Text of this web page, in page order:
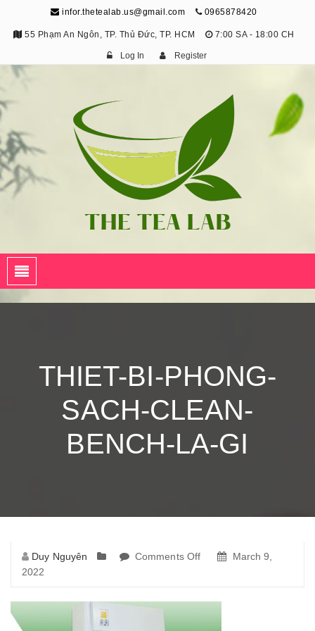
infor.thetealab.us@gmail.com 0965878420
55 Phạm An Ngôn, TP. Thủ Đức, TP. HCM 7:00 SA - 18:00 CH
Log In Register
THIET-BI-PHONG-
SACH-CLEAN-
BENCH-LA-GI
Duy Nguyên Comments Off
phong-
March 9,
2022